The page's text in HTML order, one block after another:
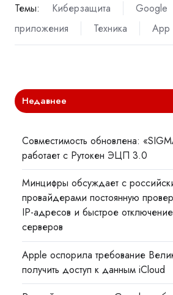
Темы: Киберзащита Google
приложения
Техника App
Недавнее
Совместимость обновлена:
работает с Рутокен ЭЦП 3.0
Минцифры обсуждает с
провайдерами постоянную
IP-адресов и быстрое
серверов
Apple оспорила требование
получить доступ к данным iCloud